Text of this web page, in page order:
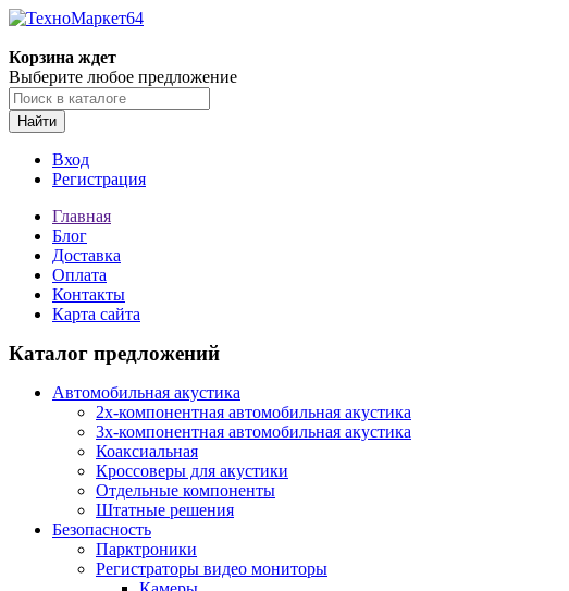
Корзина ждет
Выберите любое предложение
Найти
Вход
Регистрация
Главная
Блог
Доставка
Оплата
Контакты
Карта сайта
Каталог предложений
Автомобильная акустика
2х-компонентная автомобильная акустика
3х-компонентная автомобильная акустика
Коаксиальная
Кроссоверы для акустики
Отдельные компоненты
Штатные решения
Безопасность
Парктроники
Регистраторы видео мониторы